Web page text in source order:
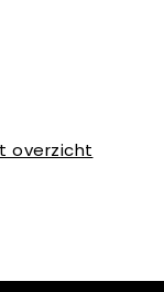
overzicht